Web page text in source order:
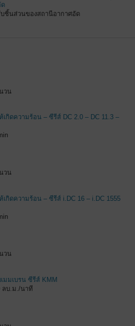
บชิ้นส่วนของสถานีอากาศอัด
วน
กิดความร้อน – ซีรีส์ DC 2.0 – DC 11.3 –
วน
กิดความร้อน – ซีรีส์ i.DC 16 – i.DC 1555
วน
มมเบรน ซีรีส์ KMM
ลบ.ม./นาที